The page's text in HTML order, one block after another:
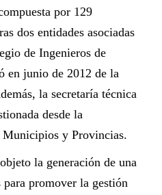
por 129
dos entidades asociadas
de Ingenieros de
en junio de 2012 de la
la secretaría técnica
desde la
Municipios y Provincias.
la generación de una
promover la gestión